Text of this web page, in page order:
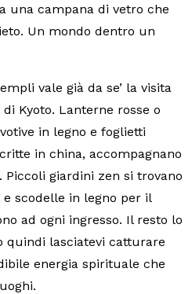
una campana di vetro che
Un mondo dentro un
vale già da se’ la visita
Kyoto. Lanterne rosse o
in legno e foglietti
in china, accompagnano
giardini zen si trovano
e scodelle in legno per il
ad ogni ingresso. Il resto lo
quindi lasciatevi catturare
energia spirituale che